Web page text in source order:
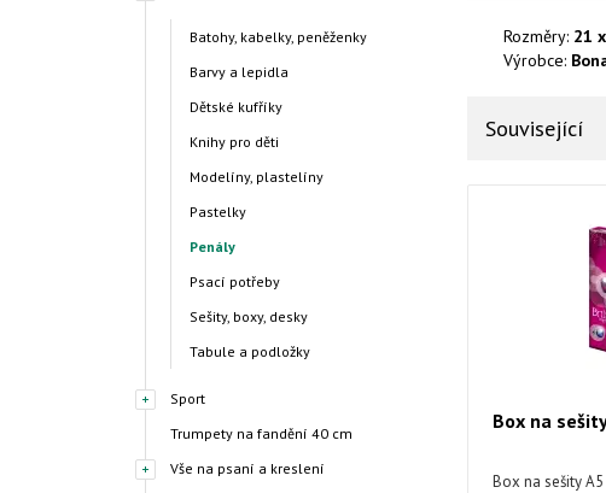
Batohy, kabelky, peněženky
Barvy a lepidla
Dětské kufříky
Knihy pro děti
Modelíny, plastelíny
Pastelky
Penály
Psací potřeby
Sešity, boxy, desky
Tabule a podložky
Sport
Trumpety na fandění 40 cm
Vše na psaní a kreslení
Rozměry: 21
Výrobce:
Související
Box na
Box na sešity